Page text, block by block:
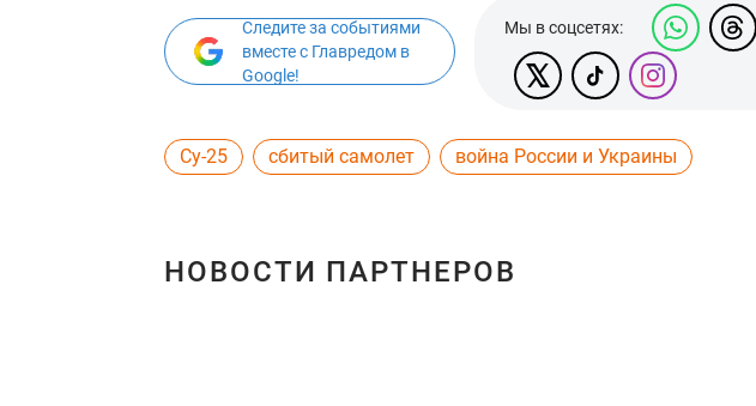
Следите за событиями
вместе с Главредом в
Google!
Мы в соцсетях:
Су-25 сбитый самолет война России и Украины
НОВОСТИ ПАРТНЕРОВ